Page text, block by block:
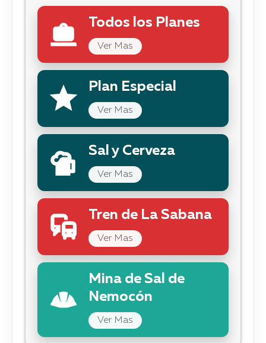
Todos los Planes
Ver Mas
Plan Especial
Ver Mas
Sal y Cerveza
Ver Mas
Tren de La Sabana
Ver Mas
Mina de Sal de
Nemocón
Ver Mas